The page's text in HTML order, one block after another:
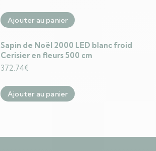
Ajouter au panier
Sapin de Noël 2000 LED blanc froid
Cerisier en fleurs 500 cm
372.74€
Ajouter au panier